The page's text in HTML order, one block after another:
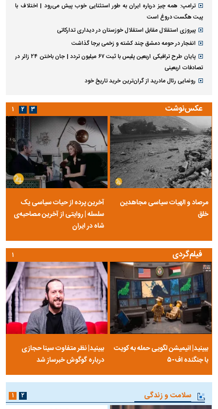
ترامپ: همه چیز درباره ایران به طور استثنایی خوب پیش می‌رود | اختلاف با
پیت هگست دروغ است
پیروزی استقلال مقابل استقلال خوزستان در دیداری تدارکاتی
انفجار در حومه دمشق چند کشته و زخمی برجا گذاشت
پایان طرح ترافیکی اربعین پلیس با ثبت ۶۷ میلیون تردد | جان باختن ۲۴ زائر در
تصادفات اربعینی
رونمایی رئال مادرید از گران‌ترین خرید تاریخ خود
عکس‌نوشت
مرصاد و الهیات سیاسی مجاهدین
خلق
آخرین پرده از حیات سیاسی یک
سلسله | روایتی از آخرین مصاحبه‌ی
شاه در ایران
۱ ۲ ۳
فیلم‌گردی
ببینید| انیمیشن لگویی حمله به کویت
با جنگنده اف-۵
ببینید| نظر متفاوت سینا حجازی
درباره گوگوش خبرساز شد
۱
سلامت و زندگی ۱ ۲